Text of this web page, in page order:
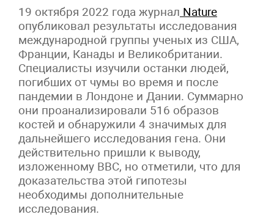
19 октября 2022 года журнал Nature
опубликовал результаты исследования
международной группы ученых из США,
Франции, Канады и Великобритании.
Специалисты изучили останки людей,
погибших от чумы во время и после
пандемии в Лондоне и Дании. Суммарно
они проанализировали 516 образов
костей и обнаружили 4 значимых для
дальнейшего исследования гена. Они
действительно пришли к выводу,
изложенному BBC, но отметили, что для
доказательства этой гипотезы
необходимы дополнительные
исследования.